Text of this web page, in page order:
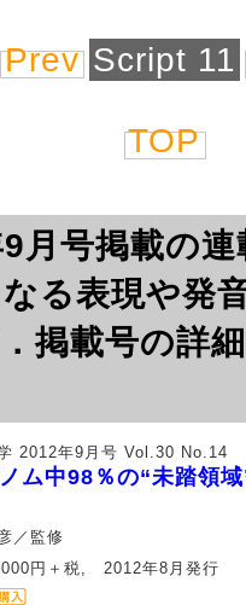
Prev Script 11
TOP
月号掲載の
る表現や発
掲載号の詳
2012年9月号 Vol.30 No.14
ム中98％の“未踏領
／監修
円＋税, 2012年8月発行